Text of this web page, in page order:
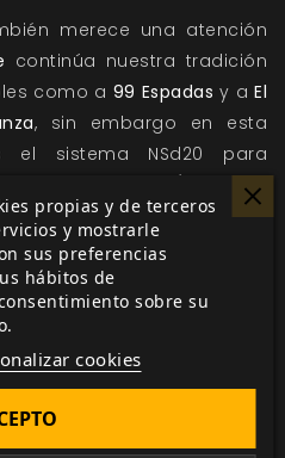
merece una atención
continúa nuestra tradición
como a 99 Espadas y a El
, sin embargo en esta
el sistema NSd20 para
La Mirada
), que nos permite
completo sin necesidad de
vez será realmente
en la historia, e
pregenerados por
la venta en las próximas
páginas a color y blanco
propias y de terceros
y mostrarle
sus preferencias
hábitos de
sobre su
cookies